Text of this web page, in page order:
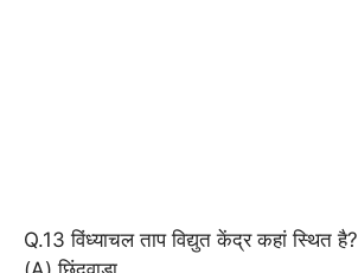
Q.13 विंध्याचल ताप विद्युत केंद्र कहां स्थित है?